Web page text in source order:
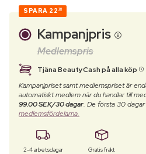
SPARA 22 10
Kampanjpris
Medlemspris
Tjäna BeautyCash på alla köp
Kampanjpriset samt medlemspriset är
automatiskt medlem när du handlar till
99.00 SEK/30 dagar. De första 30
medlemsfördelarna.
2-4 arbetsdagar Gratis frakt